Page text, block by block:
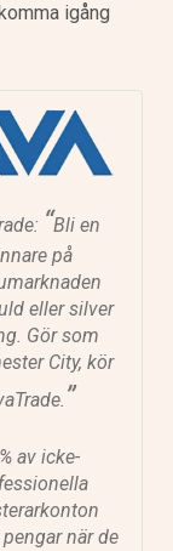
igång
“Bli en
på
eller silver
Gör som
City, kör
”
av icke-
när de